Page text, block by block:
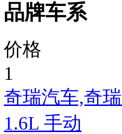
品牌车系
价格
1
奇瑞汽车,奇
1.6L 手动